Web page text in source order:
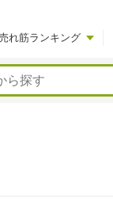
れ筋ランキング